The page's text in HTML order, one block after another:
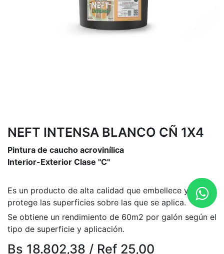
NEFT INTENSA BLANCO CÑ 1X4
Pintura de caucho acrovinílica
Interior-Exterior Clase "C"
Es un producto de alta calidad que embellece y
protege las superficies sobre las que se aplica.
Se obtiene un rendimiento de 60m2 por galón según el
tipo de superficie y aplicación.
Bs 18.802,38 / Ref 25,00